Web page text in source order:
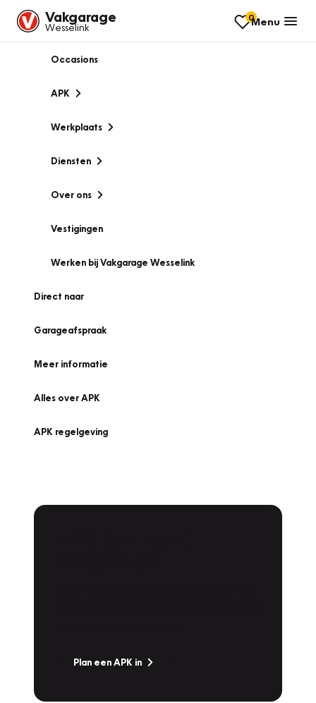
Vakgarage
Wesselink
0Menu
Occasions
APK
Werkplaats
Diensten
Over ons
Vestigingen
Werken bij Vakgarage Wesselink
Direct naar
Garageafspraak
Meer informatie
Alles over APK
APK regelgeving
Plan een APK in